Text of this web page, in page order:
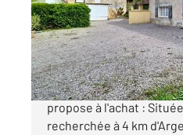
Maison à vendre
135 000
Votre agence CENTURY
propose à l'achat :
recherchée à 4 km